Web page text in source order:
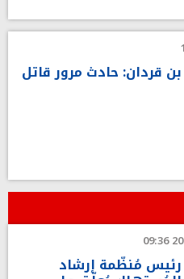
بن قردان: حادث مرور قاتل
رئيس مُنظّمة إرشاد